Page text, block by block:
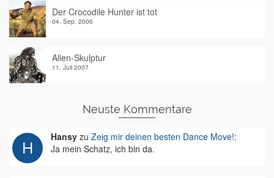
Der Crocodile Hunter ist tot
04. Sep. 2006
Alien-Skulptur
11. Juli 2007
Neuste Kommentare
Hansy zu Zeig mir deinen besten Dance Move!:
Ja mein Schatz, ich bin da.